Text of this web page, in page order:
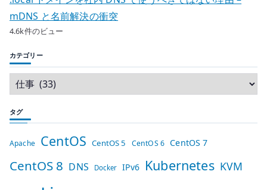
mDNS と名前解決の衝突
4.6k件のビュー
カテゴリー
タグ
Apache CentOS CentOS 5 CentOS 6 CentOS 7
CentOS 8 DNS Docker IPv6 Kubernetes KVM